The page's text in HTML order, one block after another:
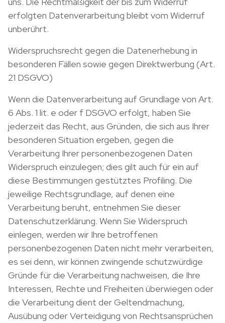
erfolgten Datenverarbeitung bleibt vom Widerruf
unberührt.
Widerspruchsrecht gegen die Datenerhebung in
besonderen Fällen sowie gegen Direktwerbung (Art.
21 DSGVO)
Wenn die Datenverarbeitung auf Grundlage von Art.
6 Abs. 1 lit. e oder f DSGVO erfolgt, haben Sie
jederzeit das Recht, aus Gründen, die sich aus Ihrer
besonderen Situation ergeben, gegen die
Verarbeitung Ihrer personenbezogenen Daten
Widerspruch einzulegen; dies gilt auch für ein auf
diese Bestimmungen gestütztes Profiling. Die
jeweilige Rechtsgrundlage, auf denen eine
Verarbeitung beruht, entnehmen Sie dieser
Datenschutzerklärung. Wenn Sie Widerspruch
einlegen, werden wir Ihre betroffenen
personenbezogenen Daten nicht mehr verarbeiten,
es sei denn, wir können zwingende schutzwürdige
Gründe für die Verarbeitung nachweisen, die Ihre
Interessen, Rechte und Freiheiten überwiegen oder
die Verarbeitung dient der Geltendmachung,
Ausübung oder Verteidigung von Rechtsansprüchen